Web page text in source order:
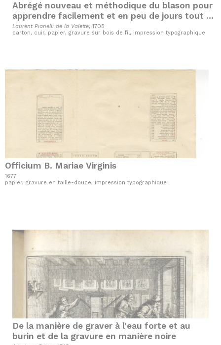
Abrégé nouveau et méthodique du blason pour
apprendre facilement et en peu de jours tout ce
qu'il y a de plus curieux, & de plus nécessaire
dans cette science
Laurent Pianelli de la Valette, 1705
carton, cuir, papier, gravure sur bois de fil, impression typographique
Officium B. Mariae Virginis
1677
papier, gravure en taille-douce, impression typographique
De la manière de graver à l'eau forte et au
burin et de la gravure en manière noire